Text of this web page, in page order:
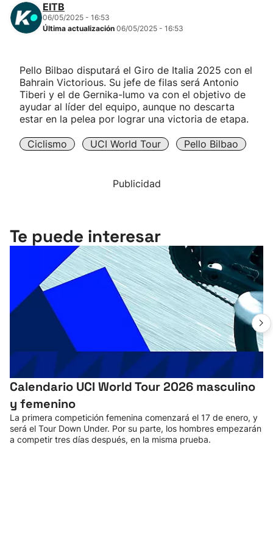
Carreras de montaña
"Helmuga"
EITB
06/05/2025 - 16:53
Última actualización 06/05/2025 - 16:53
Pello Bilbao disputará el Giro de Italia 2025 con el
Bahrain Victorious. Su jefe de filas será Antonio
Tiberi y el de Gernika-lumo va con el objetivo de
ayudar al líder del equipo, aunque no descarta
estar en la pelea por lograr una victoria de etapa.
Ciclismo UCI World Tour Pello Bilbao
Publicidad
Te puede interesar
Calendario UCI World Tour 2026 masculino
y femenino
La primera competición femenina comenzará el 17 de enero, y
será el Tour Down Under. Por su parte, los hombres empezarán
a competir tres días después, en la misma prueba.